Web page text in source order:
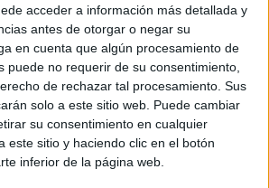
acceder a información más detallada y
antes de otorgar o negar su
en cuenta que algún procesamiento de
puede no requerir de su consentimiento,
de rechazar tal procesamiento. Sus
solo a este sitio web. Puede cambiar
su consentimiento en cualquier
este sitio y haciendo clic en el botón
inferior de la página web.
activo, tanto en el
especializados. Además, su
lo hace accesible y
las edades.
GRUPO EXCLUSIVO DE
WHATSAPP